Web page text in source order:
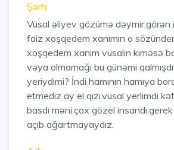
Şərh:
Vüsal əliyev gözümə dəymir.görən
faiz xoşqedem xanımın o
xoşqedem xanım vüsalın kiməsə
vəya olmamağı bu günəmi
yeriydimi? İndi hamının hamıya
etmediz ay el qızı.vüsal yerlimdi
basdı məni.çox gözel
açıb ağartmayaydız.